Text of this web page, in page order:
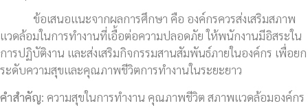
ข้อเสนอแนะจากผลการศึกษา คือ องค์กรควรส่งเสริมสภาพ
แวดล้อมในการทำงานที่เอื้อต่อความปลอดภัย ให้พนักงานมีอิสระใน
การปฏิบัติงาน และส่งเสริมกิจกรรมสานสัมพันธ์ภายในองค์กร เพื่อยก
ระดับความสุขและคุณภาพชีวิตการทำงานในระยะยาว
คำสำคัญ: ความสุขในการทำงาน คุณภาพชีวิต สภาพแวดล้อมองค์กร